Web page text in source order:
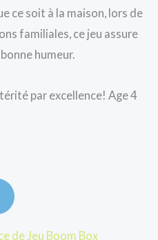
ce soit à la maison, lors de
familiales, ce jeu assure
humeur.
par excellence! Age 4
de Jeu Boom Box